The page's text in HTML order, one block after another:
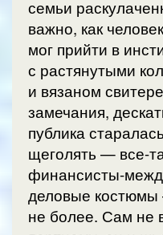
семьи
важно, как
мог прийти в
с растянутыми
и вязаном
замечания,
публика
щеголять — все-
финансисты-
деловые
не более. Сам не